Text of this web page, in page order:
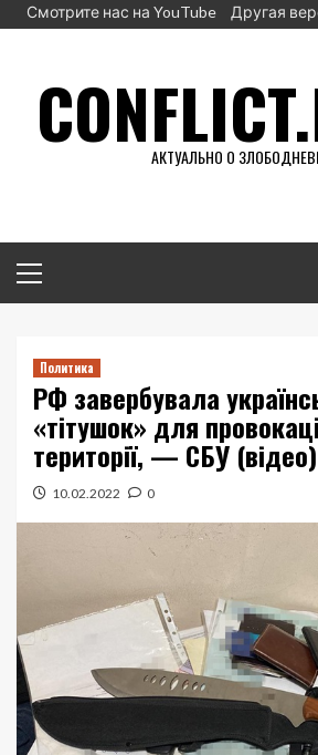
Перейти
Смотрите нас на YouTube Другая
АКТУАЛЬНО О
меню
Политика
РФ завербувала
«тітушок» для
території, — СБУ (відео)
10.02.2022 0